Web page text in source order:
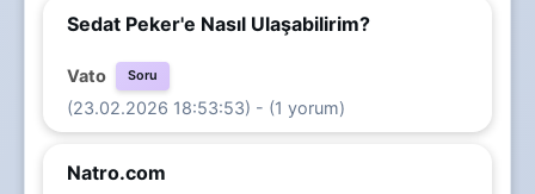
Sedat Peker'e Nasıl Ulaşabilirim?
Vato Soru
(23.02.2026 18:53:53) - (1 yorum)
Natro.com